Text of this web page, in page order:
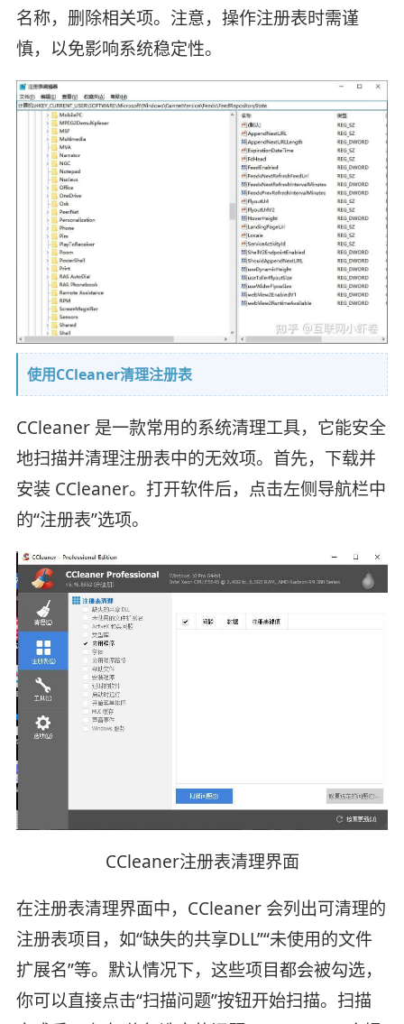
名称，删除相关项。注意，操作注册表时需谨
慎，以免影响系统稳定性。
使用CCleaner清理注册表
CCleaner 是一款常用的系统清理工具，它能安全
地扫描并清理注册表中的无效项。首先，下载并
安装 CCleaner。打开软件后，点击左侧导航栏中
的“注册表”选项。
CCleaner注册表清理界面
在注册表清理界面中，CCleaner 会列出可清理的
注册表项目，如“缺失的共享DLL”“未使用的文件
扩展名”等。默认情况下，这些项目都会被勾选，
你可以直接点击“扫描问题”按钮开始扫描。扫描